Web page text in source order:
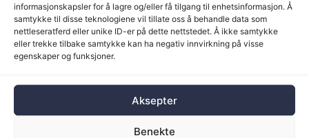
informasjonskapsler for å lagre og/eller få tilgang til enhetsinformasjon. Å
samtykke til disse teknologiene vil tillate oss å behandle data som
nettleseratferd eller unike ID-er på dette nettstedet. Å ikke samtykke
eller trekke tilbake samtykke kan ha negativ innvirkning på visse
egenskaper og funksjoner.
Aksepter
Benekte
Legg i handlekurv Legg i handlekurv